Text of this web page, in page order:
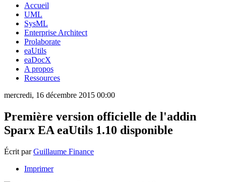
Accueil
UML
SysML
Enterprise Architect
Prolaborate
eaUtils
eaDocX
A propos
Ressources
mercredi, 16 décembre 2015 00:00
Première version officielle de l'addin
Sparx EA eaUtils 1.10 disponible
Écrit parGuillaume Finance
Imprimer